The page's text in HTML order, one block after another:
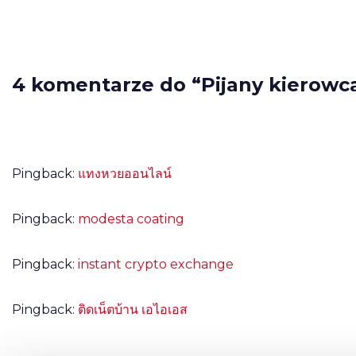
4 komentarze do “Pijany
Pingback: แทงหวยออนไลน์
Pingback: modesta coating
Pingback: instant crypto exchange
Pingback: ติดเน็ตบ้าน เอไอเอส